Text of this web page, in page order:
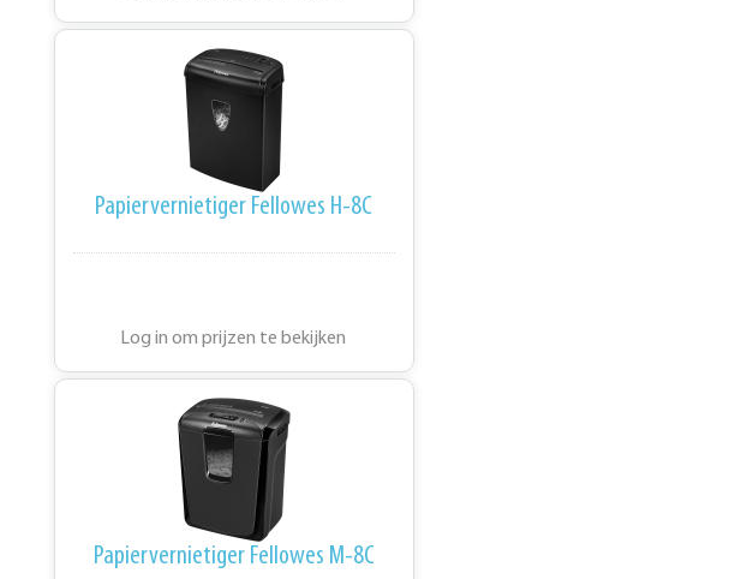
Papiervernietiger Fellowes H-8C
Log in om prijzen te bekijken
Papiervernietiger Fellowes M-8C